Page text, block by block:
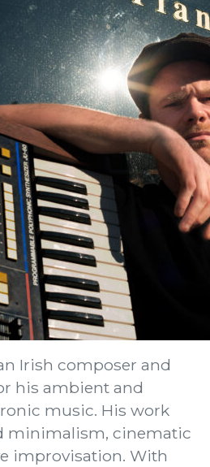
Irish composer and
his ambient and
music. His work
minimalism, cinematic
improvisation. With